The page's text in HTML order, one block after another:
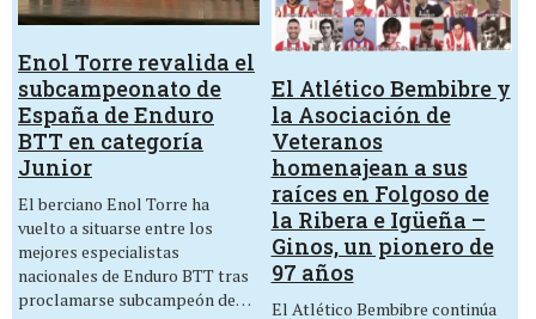
Enol Torre revalida el
subcampeonato de
España de Enduro
BTT en categoría
Junior
El berciano Enol Torre ha
vuelto a situarse entre los
mejores especialistas
nacionales de Enduro BTT tras
proclamarse subcampeón de…
El Atlético Bembibre y
la Asociación de
Veteranos
homenajean a sus
raíces en Folgoso de
la Ribera e Igüeña –
Ginos, un pionero de
97 años
El Atlético Bembibre continúa